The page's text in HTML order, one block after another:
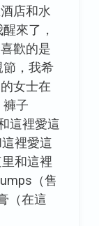
店和水
來了，
歡的是
節，我希
女士在
褲子
這裡愛這
裡愛這
和這裡
（售
（在這